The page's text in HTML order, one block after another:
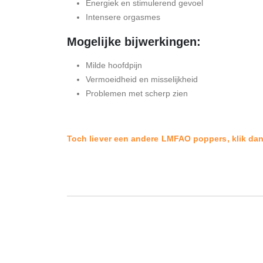
Energiek en stimulerend gevoel
Intensere orgasmes
Mogelijke bijwerkingen:
Milde hoofdpijn
Vermoeidheid en misselijkheid
Problemen met scherp zien
Toch liever een andere LMFAO poppers, klik